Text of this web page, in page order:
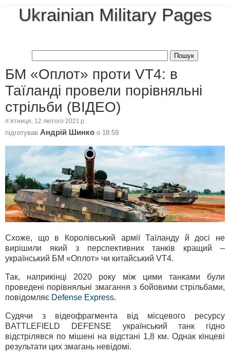
Ukrainian Military Pages
БМ «Оплот» проти VT4: в
Таїланді провели порівняльні
стрільби (ВІДЕО)
пʼятниця, 12 лютого 2021 р.
підготував Андрій Шинко о 18:59
Схоже, що в Королівський армії Таїланду й досі не
вирішили який з перспективних танків кращий –
український БМ «Оплот» чи китайський VT4.
Так, наприкінці 2020 року між цими танками були
проведені порівняльні змагання з бойовими стрільбами,
повідомляє Defense Express.
Судячи з відеофрагмента від місцевого ресурсу
BATTLEFIELD DEFENSE український танк гідно
відстрілявся по мішені на відстані 1,8 км. Однак кінцеві
результати цих змагань невідомі.